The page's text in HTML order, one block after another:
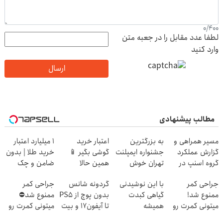
0/400
لطفا عدد مقابل را در جعبه متن
وارد کنید
ارسال
مطالب پیشنهادی
مسیر همراهی و
گزارش عملکرد
گروه اسنپ در
به بزرگترین
جشنواره ایمپلنت
تهران خوش
۲۵ میلیون !
اعتبار خرید
گوشی بگیر 📱
همین حالا
بده 🎯
۱ میلیارد اعتبار
خرید طلا | بدون
ضامن و چک
جراحی کمر
ممنوع شد!
میتونی کمرت رو
با این نوشیدنی
گیاهی کبدت
همیشه
گردونه شانس
بدون پوچ از PS5
تا آیفون17 و بیت
جراحی کمر
ممنوع شد⛔
میتونی کمرت رو